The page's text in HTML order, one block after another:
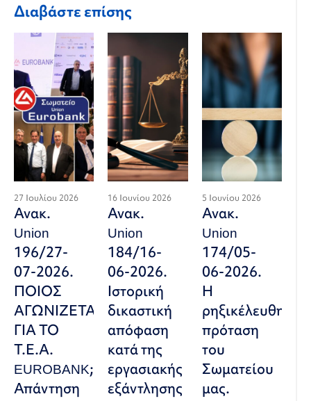
Διαβάστε επίσης
27 Ιουλίου 2026
Ανακ.
Union
196/27-
07-2026.
ΠΟΙΟΣ
ΑΓΩΝΙΖΕΤΑΙ
ΓΙΑ ΤΟ
Τ.Ε.Α.
EUROBANK;
Απάντηση
16 Ιουνίου 2026
Ανακ.
Union
184/16-
06-2026.
Ιστορική
δικαστική
απόφαση
κατά της
εργασιακής
εξάντλησης
5 Ιουνίου 2026
Ανακ.
Union
174/05-
06-2026.
Η
ρηξικέλευθη
πρόταση
του
Σωματείου
μας.